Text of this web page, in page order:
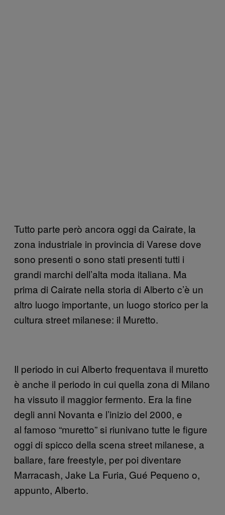
Tutto parte però ancora oggi da Cairate, la
zona industriale in provincia di Varese dove
sono presenti o sono stati presenti tutti i
grandi marchi dell’alta moda italiana. Ma
prima di Cairate nella storia di Alberto c’è un
altro luogo importante, un luogo storico per la
cultura street milanese: il Muretto.
Il periodo in cui Alberto frequentava il muretto
è anche il periodo in cui quella zona di Milano
ha vissuto il maggior fermento. Era la fine
degli anni Novanta e l’inizio del 2000, e
al famoso “muretto” si riunivano tutte le figure
oggi di spicco della scena street milanese, a
ballare, fare freestyle, per poi diventare
Marracash, Jake La Furia, Gué Pequeno o,
appunto, Alberto.